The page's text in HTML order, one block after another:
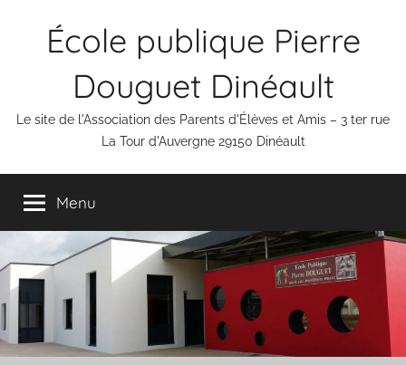
École publique Pierre
Douguet Dinéault
Le site de l'Association des Parents d'Élèves et Amis – 3 ter rue
La Tour d'Auvergne 29150 Dinéault
Menu